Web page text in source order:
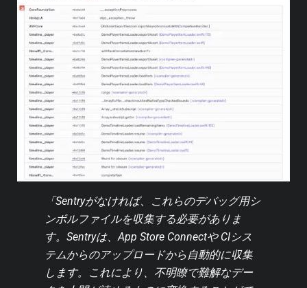
「Sentryがなければ、これらのデバッグ用シ
ンボルファイルを収集する必要がありま
す。Sentryは、App Store Connectや CIシス
テムからのアップロードから自動的に収集
します。これにより、不明瞭で難解なデー